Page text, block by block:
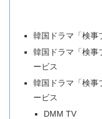
韓国ドラマ「検事
韓国ドラマ「検事
ービス
韓国ドラマ「検事
ービス
DMM TV